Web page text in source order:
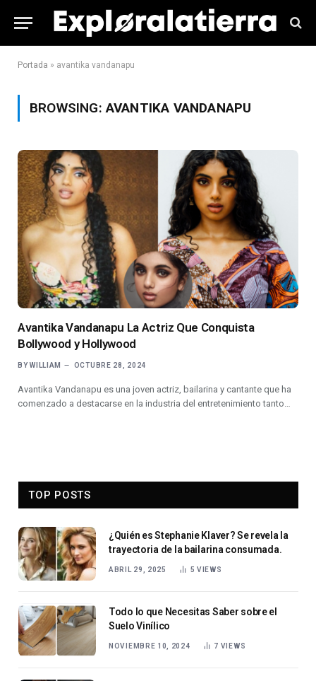
Portada » avantika vandanapu
BROWSING:AVANTIKA VANDANAPU
Avantika Vandanapu La Actriz Que Conquista
Bollywood y Hollywood
BY WILLIAM OCTUBRE 28, 2024
Avantika Vandanapu es una joven actriz, bailarina y cantante que ha
comenzado a destacarse en la industria del entretenimiento tanto…
TOP POSTS
¿Quién es Stephanie Klaver? Se revela la
trayectoria de la bailarina consumada.
ABRIL 29, 2025 5 VIEWS
Todo lo que Necesitas Saber sobre el
Suelo Vinílico
NOVIEMBRE 10, 2024 7 VIEWS